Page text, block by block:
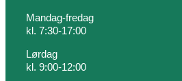
Mandag-fredag
kl. 7:30-17:00
Lørdag
kl. 9:00-12:00